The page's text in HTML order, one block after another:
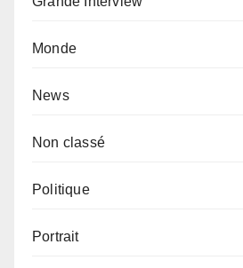
Monde
News
Non classé
Politique
Portrait